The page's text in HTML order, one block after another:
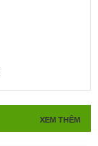
XEM THÊM